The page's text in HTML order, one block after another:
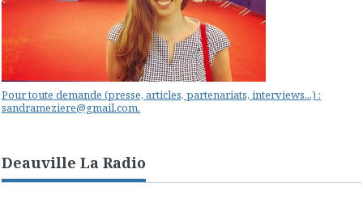
Pour toute demande (presse, articles, partenariats, interviews...) :
sandrameziere@gmail.com.
Deauville La Radio